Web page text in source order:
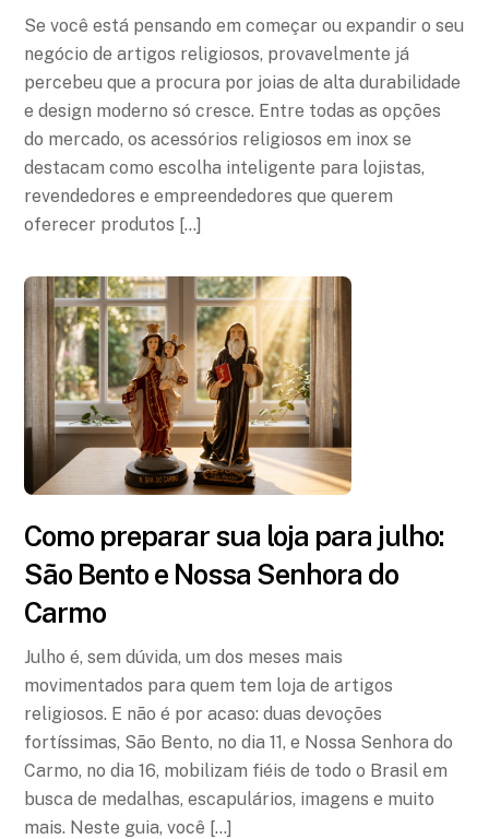
Se você está pensando em começar ou expandir o seu
negócio de artigos religiosos, provavelmente já
percebeu que a procura por joias de alta durabilidade
e design moderno só cresce. Entre todas as opções
do mercado, os acessórios religiosos em inox se
destacam como escolha inteligente para lojistas,
revendedores e empreendedores que querem
oferecer produtos […]
Como preparar sua loja para julho:
São Bento e Nossa Senhora do
Carmo
Julho é, sem dúvida, um dos meses mais
movimentados para quem tem loja de artigos
religiosos. E não é por acaso: duas devoções
fortíssimas, São Bento, no dia 11, e Nossa Senhora do
Carmo, no dia 16, mobilizam fiéis de todo o Brasil em
busca de medalhas, escapulários, imagens e muito
mais. Neste guia, você […]